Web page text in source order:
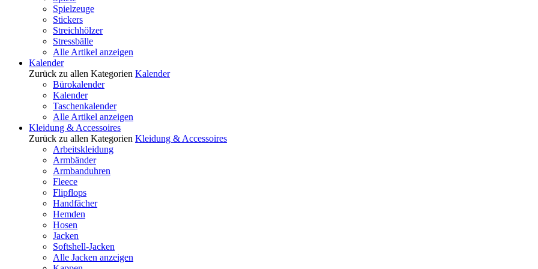
Spielzeuge
Stickers
Streichhölzer
Stressbälle
Alle Artikel anzeigen
Kalender
Zurück zu allen Kategorien Kalender
Bürokalender
Kalender
Taschenkalender
Alle Artikel anzeigen
Kleidung & Accessoires
Zurück zu allen Kategorien Kleidung & Accessoires
Arbeitskleidung
Armbänder
Armbanduhren
Fleece
Flipflops
Handfächer
Hemden
Hosen
Jacken
Softshell-Jacken
Alle Jacken anzeigen